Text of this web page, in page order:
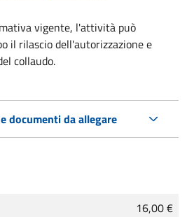
vigente, l'attività può
il rilascio dell'autorizzazione e
collaudo.
documenti da allegare
16,00 €